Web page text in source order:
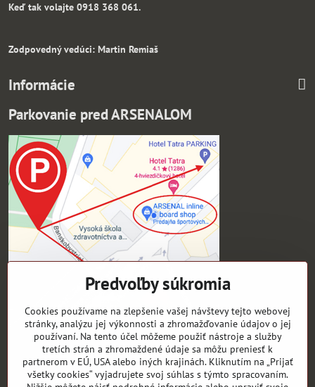
Keď tak volajte 0918 368 061.
Zodpovedný vedúci: Martin Remiaš
Informácie
Parkovanie pred ARSENALOM
Pre zákazníkov
Predvoľby súkromia
Cookies používame na zlepšenie vašej návštevy tejto webovej
stránky, analýzu jej výkonnosti a zhromažďovanie údajov o jej
používaní. Na tento účel môžeme použiť nástroje a služby
tretích strán a zhromaždené údaje sa môžu preniesť k
partnerom v EÚ, USA alebo iných krajinách. Kliknutím na „Prijať
všetky cookies“ vyjadrujete svoj súhlas s týmto spracovaním.